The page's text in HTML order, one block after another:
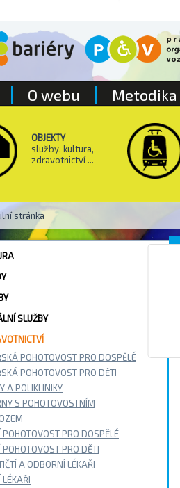
OBJEKTY
služby, kultura,
zdravotnictví ...
stránka
O webu Metodika
SLUŽBY
POHOTOVOST PRO DOSPĚLÉ
POHOTOVOST PRO DĚTI
A POLIKLINIKY
S POHOTOVOSTNÍM
POHOTOVOST PRO DOSPĚLÉ
POHOTOVOST PRO DĚTI
A ODBORNÍ LÉKAŘI